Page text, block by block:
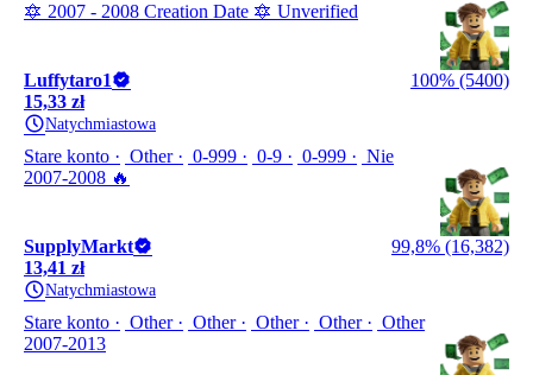
🔯 2007 - 2008 Creation Date 🔯 Unverified
Luffytaro1
100% (5400)
15,33 zł
Natychmiastowa
Stare konto Other 0-999 0-9 0-999
Nie
2007-2008 🔥
SupplyMarkt
99,8% (16,382)
13,41 zł
Natychmiastowa
Stare konto Other Other Other Other
Other
2007-2013